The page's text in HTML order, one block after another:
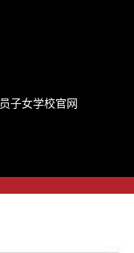
子女学校官网